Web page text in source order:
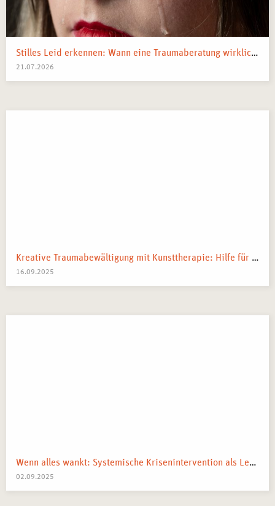
Stilles Leid erkennen: Wann eine Traumaberatung wirklich der richtige Schritt ist
21.07.2026
Kreative Traumabewältigung mit Kunsttherapie: Hilfe für Kriegsflüchtlinge
16.09.2025
Wenn alles wankt: Systemische Krisenintervention als Lebenskompass
02.09.2025